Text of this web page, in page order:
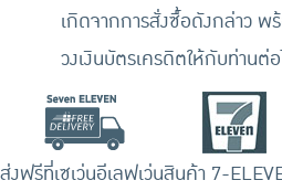
เกิดจากการสั่งซื้อดังกล่าว พ
วงเงินบัตรเครดิตให้กับท่านต่อ
ส่งฟรีที่เซเว่นอีเลฟเว่นสินค้า 7-